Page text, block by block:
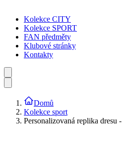
Kolekce CITY
Kolekce SPORT
FAN předměty
Klubové stránky
Kontakty
Domů
Kolekce sport
Personalizovaná replika dresu